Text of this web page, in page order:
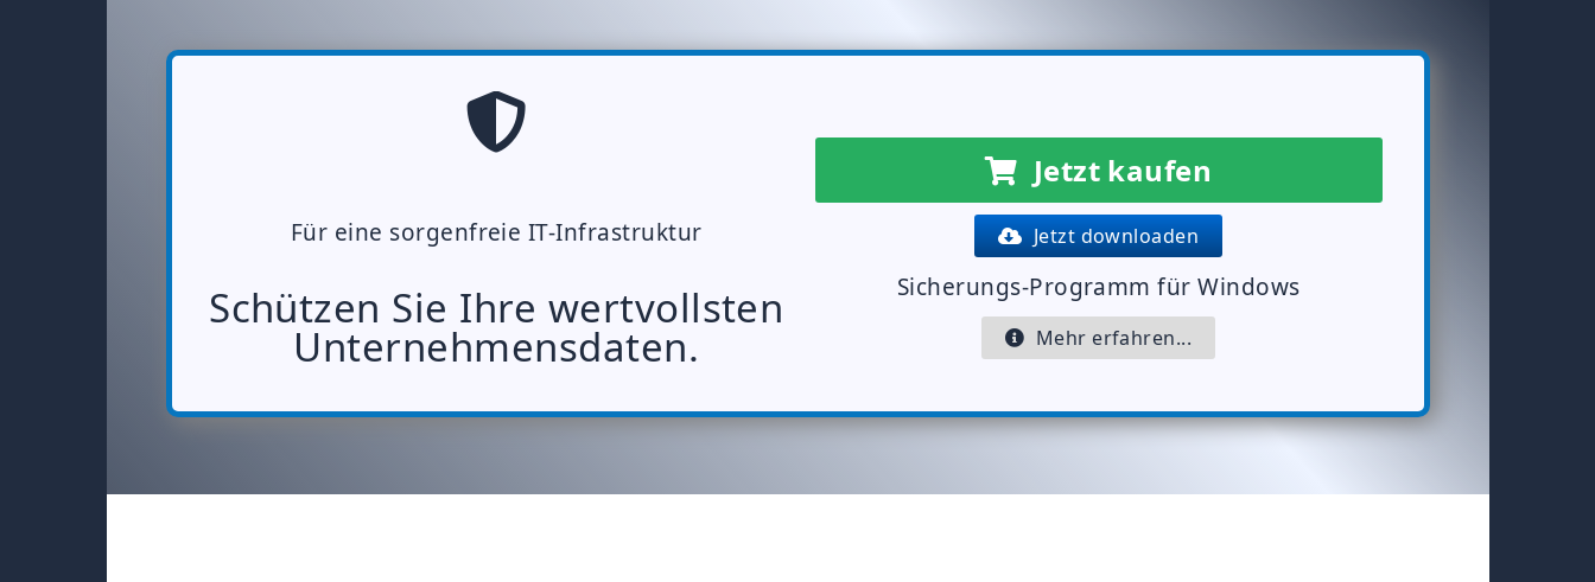
Für eine sorgenfreie IT-Infrastruktur
Schützen Sie Ihre wertvollsten
Unternehmensdaten.
Jetzt kaufen
Jetzt downloaden
Sicherungs-Programm für Windows
Mehr erfahren...